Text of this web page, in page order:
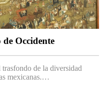
Occidente
de la diversidad
mexicanas.…